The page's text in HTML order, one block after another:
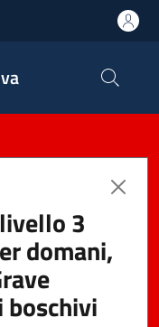
3
domani,
boschivi